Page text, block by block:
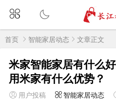
首页 智能家居动态 文章正文
米家智能家居有什么
用米家有什么优势？
用户投稿 智能家居动态